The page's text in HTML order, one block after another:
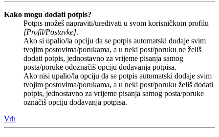
Kako mogu dodati potpis?
Potpis možeš napraviti/uređivati u svom korisničkom profilu
[Profil/Postavke].
Ako si upalio/la opciju da se potpis automatski dodaje svim
tvojim postovima/porukama, a u neki post/poruku ne želiš
dodati potpis, jednostavno za vrijeme pisanja samog
posta/poruke odoznačiš opciju dodavanja potpisa.
Ako nisi upalio/la opciju da se potpis automatski dodaje svim
tvojim postovima/porukama, a u neki post/poruku želiš dodati
potpis, jednostavno za vrijeme pisanja samog posta/poruke
označiš opciju dodavanja potpisa.
Vrh